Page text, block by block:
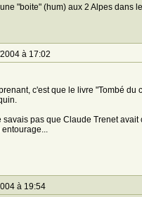
"boite" (hum) aux 2 Alpes dans
à 17:02
c'est que le livre "Tombé
savais pas que Claude Trenet
à 19:54